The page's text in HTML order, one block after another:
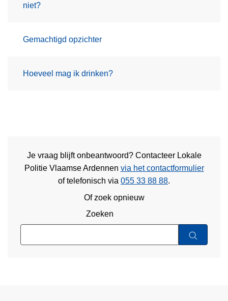
niet?
Gemachtigd opzichter
Hoeveel mag ik drinken?
Je vraag blijft onbeantwoord? Contacteer Lokale
Politie Vlaamse Ardennen via het contactformulier
oftelefonisch via 055 33 88 88.
Of zoek opnieuw
Zoeken